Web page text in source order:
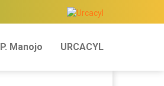
P. Manojo URCACYL